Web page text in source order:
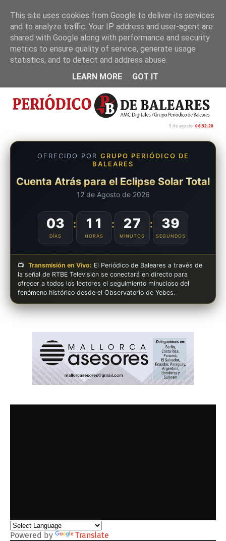
Inicio Nosotros Política de privacidad
9 de agosto 06:32:21
OFRECIDO POR GRUPO PERIÓDICO DE
BALEARES
Cuenta Atrás para el Eclipse Solar Total
12 de Agosto de 2026
03
DÍAS
: 11
HORAS
: 27
MINUTOS
: 38
SEGUNDOS
📺 Transmisión en Vivo: El Periódico de Baleares a través de
la señal de RTBE Televisión se conectará en directo para
ofrecer a todos los lectores el seguimiento minucioso del
fenómeno histórico desde el Observatorio de Yebes.
Powered by Translate
This site uses cookies from Google to deliver its services
and to analyze traffic. Your IP address and user-agent are
shared with Google along with performance and security
metrics to ensure quality of service, generate usage
statistics, and to detect and address abuse.
LEARN MORE
GOT IT